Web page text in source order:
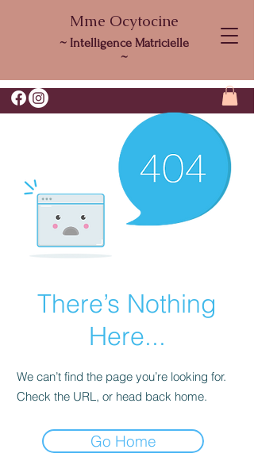
Mme Ocytocine
~ Intelligence Matricielle
~
There’s Nothing
Here...
We can’t find the page you’re looking for.
Check the URL, or head back home.
Go Home